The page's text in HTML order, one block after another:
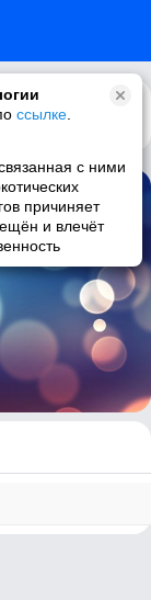
ссылке
с ними
причиняет
и влечёт